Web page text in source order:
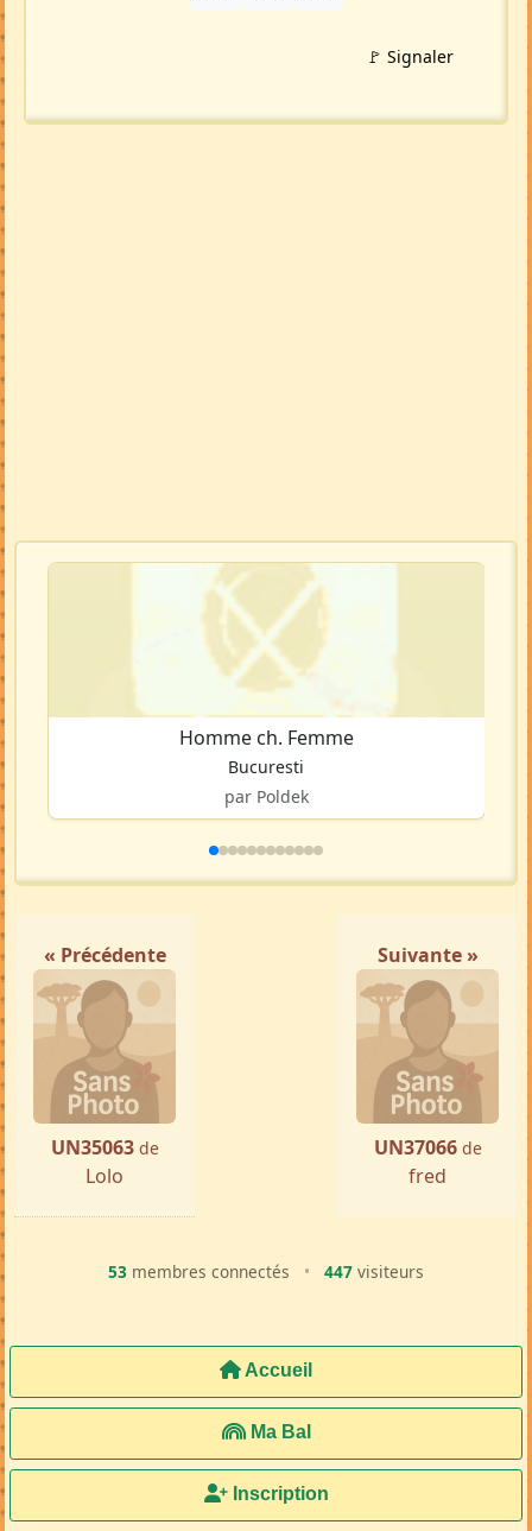
🚩 Signaler
Homme ch. Femme
Bucuresti
par Poldek
« Précédente
UN35063 de
Lolo
Suivante »
UN37066 de
fred
53 membres connectés • 447 visiteurs
Accueil
Ma Bal
Inscription